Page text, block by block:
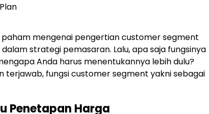
paham mengenai pengertian customer segment
strategi pemasaran. Lalu, apa saja fungsinya
Anda harus menentukannya lebih dulu?
terjawab, fungsi customer segment yakni sebagai
Penetapan Harga